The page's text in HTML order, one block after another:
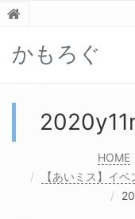
かもろぐ
HOME
【あいミス】イ